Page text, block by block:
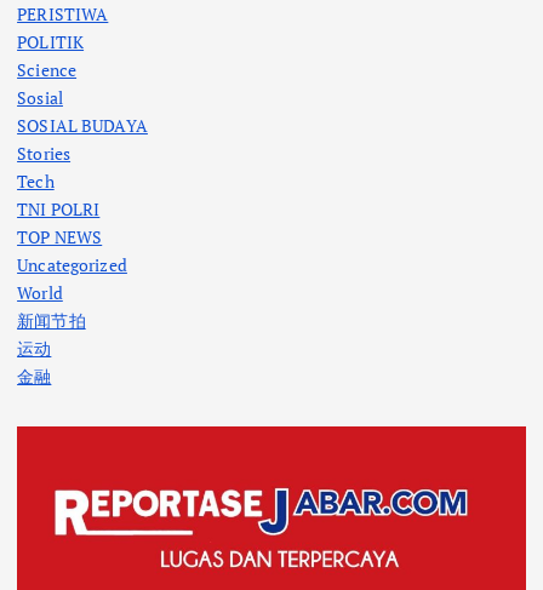
PERISTIWA
POLITIK
Science
Sosial
SOSIAL BUDAYA
Stories
Tech
TNI POLRI
TOP NEWS
Uncategorized
World
新闻节拍
运动
金融